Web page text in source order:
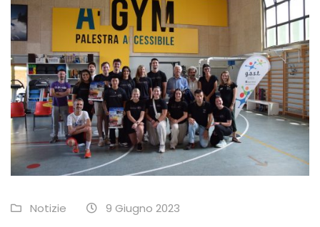
Notizie 9 Giugno 2023